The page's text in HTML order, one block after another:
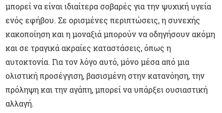
μπορεί να είναι ιδιαίτερα σοβαρές για την ψυχική υγεία
ενός εφήβου. Σε ορισμένες περιπτώσεις, η συνεχής
κακοποίηση και η μοναξιά μπορούν να οδηγήσουν ακόμη
και σε τραγικά ακραίες καταστάσεις, όπως η
αυτοκτονία. Για τον λόγο αυτό, μόνο μέσα από μια
ολιστική προσέγγιση, βασισμένη στην κατανόηση, την
πρόληψη και την αγάπη, μπορεί να υπάρξει ουσιαστική
αλλαγή.